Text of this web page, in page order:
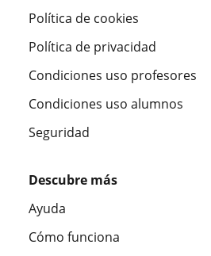
Política de cookies
Política de privacidad
Condiciones uso profesores
Condiciones uso alumnos
Seguridad
Descubre más
Ayuda
Cómo funciona